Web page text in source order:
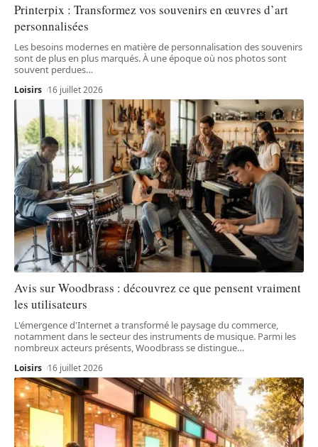
Printerpix : Transformez vos souvenirs en œuvres d’art
personnalisées
Les besoins modernes en matière de personnalisation des souvenirs
sont de plus en plus marqués. À une époque où nos photos sont
souvent perdues…
Loisirs 16 juillet 2026
Avis sur Woodbrass : découvrez ce que pensent vraiment
les utilisateurs
L'émergence d'Internet a transformé le paysage du commerce,
notamment dans le secteur des instruments de musique. Parmi les
nombreux acteurs présents, Woodbrass se distingue…
Loisirs 16 juillet 2026